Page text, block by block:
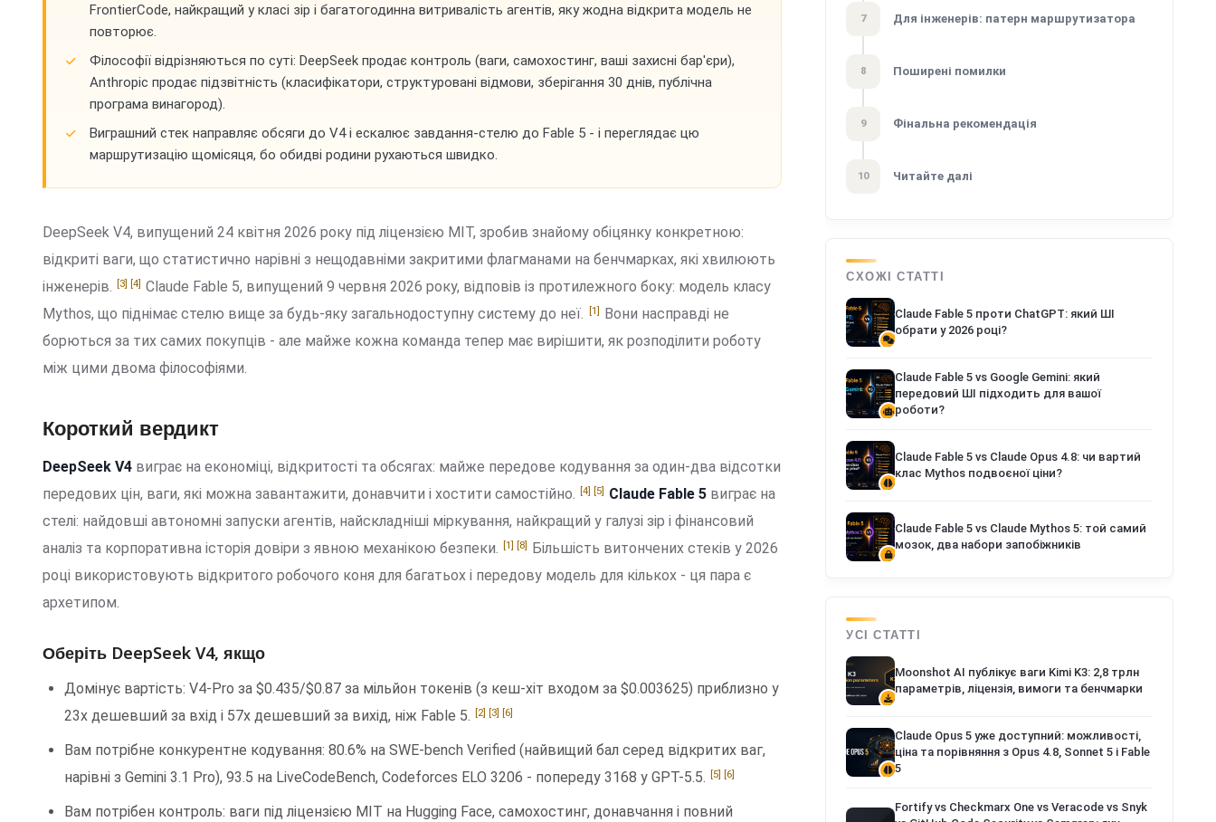
FrontierCode, найкращий у класі зір і багатогодинна витривалість агентів, яку жодна відкрита модель не
повторює.
Філософії відрізняються по суті: DeepSeek продає контроль (ваги, самохостинг, ваші захисні бар'єри),
Anthropic продає підзвітність (класифікатори, структуровані відмови, зберігання 30 днів, публічна
програма винагород).
Виграшний стек направляє обсяги до V4 і ескалює завдання-стелю до Fable 5 - і переглядає цю
маршрутизацію щомісяця, бо обидві родини рухаються швидко.
DeepSeek V4, випущений 24 квітня 2026 року під ліцензією MIT, зробив знайому обіцянку конкретною:
відкриті ваги, що статистично нарівні з нещодавніми закритими флагманами на бенчмарках, які хвилюють
інженерів.
[3] [4] Claude Fable 5, випущений 9 червня 2026 року, відповів із протилежного боку: модель класу
Mythos, що піднімає стелю вище за будь-яку загальнодоступну систему до неї.
[1] Вони насправді не
борються за тих самих покупців - але майже кожна команда тепер має вирішити, як розподілити роботу
між цими двома філософіями.
Короткий вердикт
DeepSeek V4 виграє на економіці, відкритості та обсягах: майже передове кодування за один-два відсотки
передових цін, ваги, які можна завантажити, донавчити і хостити самостійно.
[4] [5] Claude Fable 5 виграє на
стелі: найдовші автономні запуски агентів, найскладніші міркування, найкращий у галузі зір і фінансовий
аналіз та корпоративна історія довіри з явною механікою безпеки.
[1] [8] Більшість витончених стеків у 2026
році використовують відкритого робочого коня для багатьох і передову модель для кількох - ця пара є
архетипом.
Оберіть DeepSeek V4, якщо
Домінує вартість: V4-Pro за $0.435/$0.87 за мільйон токенів (з кеш-хіт входом за $0.003625) приблизно у
23x дешевший за вхід і 57x дешевший за вихід, ніж Fable 5. [2] [3] [6]
Вам потрібне конкурентне кодування: 80.6% на SWE-bench Verified (найвищий бал серед відкритих ваг,
нарівні з Gemini 3.1 Pro), 93.5 на LiveCodeBench, Codeforces ELO 3206 - попереду 3168 у GPT-5.5. [5] [6]
Вам потрібен контроль: ваги під ліцензією MIT на Hugging Face, самохостинг, донавчання і повний
7 Для інженерів: патерн маршрутизатора
8 Поширені помилки
9 Фінальна рекомендація
10 Читайте далі
СХОЖІ СТАТТІ
Claude Fable 5 проти ChatGPT: який ШІ
обрати у 2026 році?
Claude Fable 5 vs Google Gemini: який
передовий ШІ підходить для вашої
роботи?
Claude Fable 5 vs Claude Opus 4.8: чи вартий
клас Mythos подвоєної ціни?
Claude Fable 5 vs Claude Mythos 5: той самий
мозок, два набори запобіжників
УСІ СТАТТІ
Moonshot AI публікує ваги Kimi K3: 2,8 трлн
параметрів, ліцензія, вимоги та бенчмарки
Claude Opus 5 уже доступний: можливості,
ціна та порівняння з Opus 4.8, Sonnet 5 і Fable
5
Fortify vs Checkmarx One vs Veracode vs Snyk